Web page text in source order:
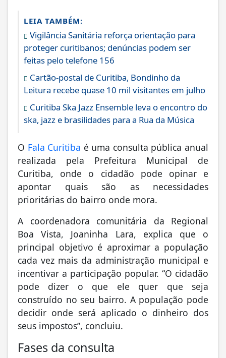
LEIA TAMBÉM:
Vigilância Sanitária reforça orientação para
proteger curitibanos; denúncias podem ser
feitas pelo telefone 156
Cartão-postal de Curitiba, Bondinho da
Leitura recebe quase 10 mil visitantes em julho
Curitiba Ska Jazz Ensemble leva o encontro do
ska, jazz e brasilidades para a Rua da Música
O Fala Curitiba é uma consulta pública anual
realizada pela Prefeitura Municipal de
Curitiba, onde o cidadão pode opinar e
apontar quais são as necessidades
prioritárias do bairro onde mora.
A coordenadora comunitária da Regional
Boa Vista, Joaninha Lara, explica que o
principal objetivo é aproximar a população
cada vez mais da administração municipal e
incentivar a participação popular. “O cidadão
pode dizer o que ele quer que seja
construído no seu bairro. A população pode
decidir onde será aplicado o dinheiro dos
seus impostos”, concluiu.
Fases da consulta